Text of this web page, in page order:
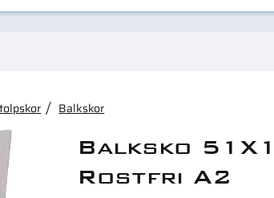
kan
Balkskor
Balksko
Rostfri A2